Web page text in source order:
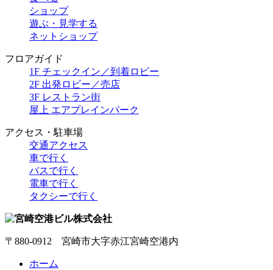
ショップ
遊ぶ・見学する
ネットショップ
フロアガイド
1F チェックイン／到着ロビー
2F 出発ロビー／売店
3F レストラン街
屋上 エアプレインパーク
アクセス・駐車場
交通アクセス
車で行く
バスで行く
電車で行く
タクシーで行く
〒880-0912 宮崎市大字赤江宮崎空港内
ホーム